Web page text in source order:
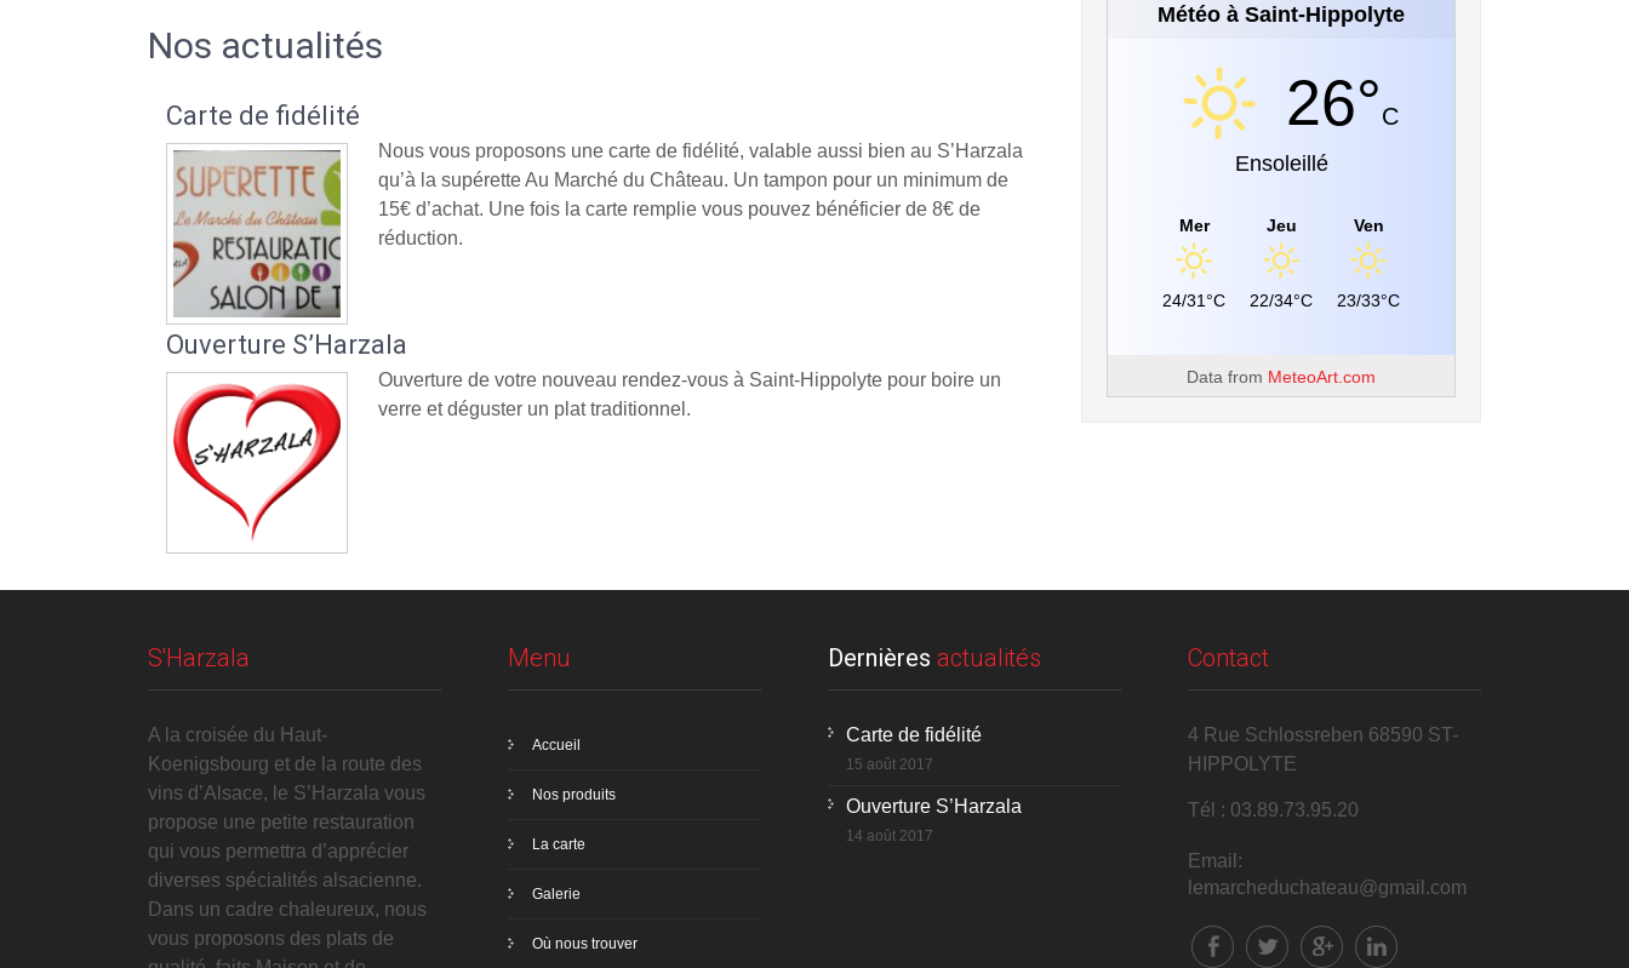
Nos actualités
Carte de fidélité
Nous vous proposons une carte de fidélité, valable aussi bien au S’Harzala
qu’à la supérette Au Marché du Château. Un tampon pour un minimum de
15€ d’achat. Une fois la carte remplie vous pouvez bénéficier de 8€ de
réduction.
Ouverture S’Harzala
Ouverture de votre nouveau rendez-vous à Saint-Hippolyte pour boire un
verre et déguster un plat traditionnel.
Météo à Saint-Hippolyte
26°C
Ensoleillé
Mer
24/31°C
Jeu
22/34°C
Ven
23/33°C
Data from MeteoArt.com
S'Harzala
A la croisée du Haut-
Koenigsbourg et de la route des
vins d’Alsace, le S’Harzala vous
propose une petite restauration
qui vous permettra d’apprécier
diverses spécialités alsacienne.
Dans un cadre chaleureux, nous
vous proposons des plats de
Menu
Accueil
Nos produits
La carte
Galerie
Où nous trouver
Dernières actualités
Carte de fidélité
15 août 2017
Ouverture S’Harzala
14 août 2017
Contact
4 Rue Schlossreben 68590 ST-
HIPPOLYTE
Tél : 03.89.73.95.20
Email:
lemarcheduchateau@gmail.com